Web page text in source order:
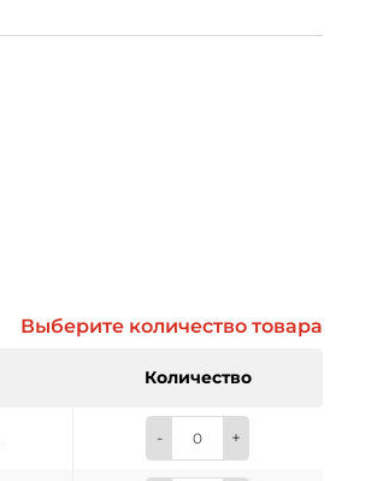
Выберите количество товара
Количество
- +